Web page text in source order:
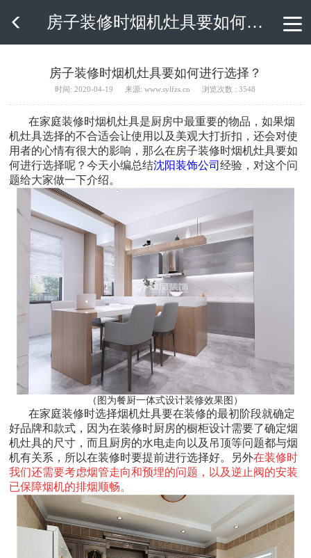
 房子装修时烟机灶具要如何进行选择？
房子装修时烟机灶具要如何进行选择？
时间: 2020-04-19 来源: www.sylfzs.cn 浏览次数 : 3548
在家庭装修时烟机灶具是厨房中最重要的物品，如果烟
机灶具选择的不合适会让使用以及美观大打折扣，还会对使
用者的心情有很大的影响，那么在房子装修时烟机灶具要如
何进行选择呢？今天小编总结沈阳装饰公司经验，对这个问
题给大家做一下介绍。
（图为餐厨一体式设计装修效果图）
在家庭装修时选择烟机灶具要在装修的最初阶段就确定
好品牌和款式，因为在装修时厨房的橱柜设计需要了确定烟
机灶具的尺寸，而且厨房的水电走向以及吊顶等问题都与烟
机有关系，所以在装修时要提前进行选择好。另外在装修时
我们还需要考虑烟管走向和预埋的问题，以及逆止阀的安装
已保障烟机的排烟顺畅。